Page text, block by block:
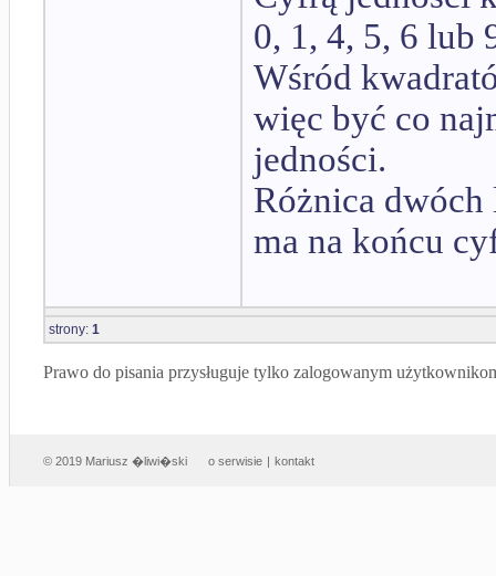
0, 1, 4, 5, 6 lub
Wśród
więc być co
jedności.
Różnica dwóch
ma na końcu
strony: 1
Prawo do pisania przysługuje tylko zalogowanym
© 2019 Mariusz �liwi�ski o serwisie | kontakt